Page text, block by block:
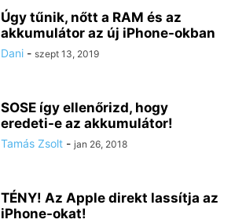
Úgy tűnik, nőtt a RAM és az
akkumulátor az új iPhone-okban
Dani - szept 13, 2019
SOSE így ellenőrizd, hogy
eredeti-e az akkumulátor!
Tamás Zsolt - jan 26, 2018
TÉNY! Az Apple direkt lassítja az
iPhone-okat!